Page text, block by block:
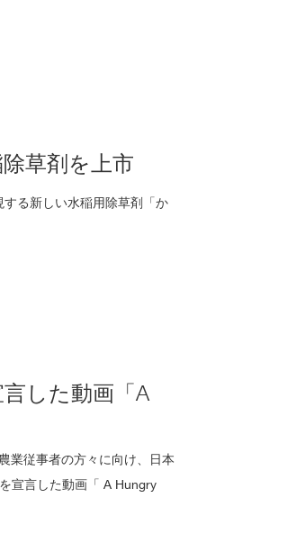
草剤を上市
る新しい水稲用除草剤「か
した動画「A
業従事者の方々に向け、日本
宣言した動画「 A Hungry